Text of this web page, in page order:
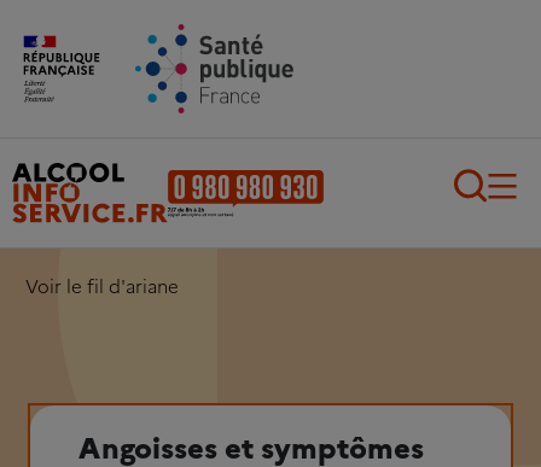
Aller au contenu principal
Voir le fil d'ariane
Angoisses et symptômes